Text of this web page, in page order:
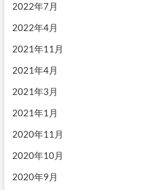
2022年7月
2022年4月
2021年11月
2021年4月
2021年3月
2021年1月
2020年11月
2020年10月
2020年9月